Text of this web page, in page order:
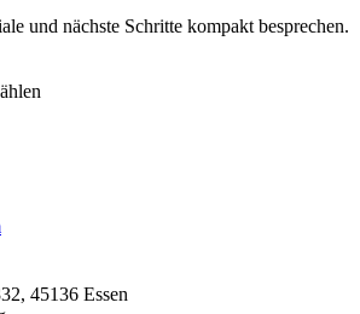
und nächste Schritte kompakt besprechen.
45136 Essen